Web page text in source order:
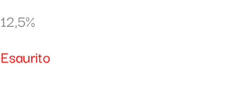
12,5%
Esaurito